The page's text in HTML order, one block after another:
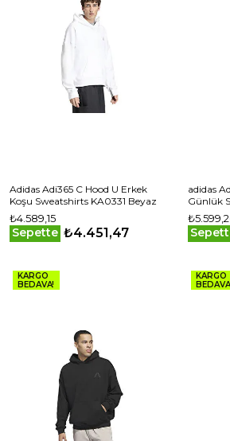
Adidas Adi365 C Hood U Erkek
Koşu Sweatshirts KA0331 Beyaz
₺4.589,15
Sepette ₺4.451,47
adidas
Günlük
KARGO
BEDAVA!
KARGO